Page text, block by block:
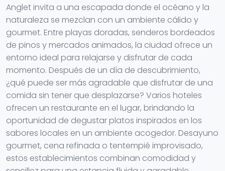
Anglet invita a una escapada donde el océano y la
naturaleza se mezclan con un ambiente cálido y
gourmet. Entre playas doradas, senderos bordeados
de pinos y mercados animados, la ciudad ofrece un
entorno ideal para relajarse y disfrutar de cada
momento. Después de un día de descubrimiento,
¿qué puede ser más agradable que disfrutar de una
comida sin tener que desplazarse? Varios hoteles
ofrecen un restaurante en el lugar, brindando la
oportunidad de degustar platos inspirados en los
sabores locales en un ambiente acogedor. Desayuno
gourmet, cena refinada o tentempié improvisado,
estos establecimientos combinan comodidad y